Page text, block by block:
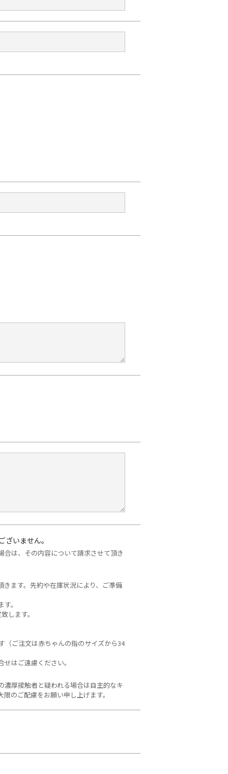
いません。
は、その内容について請求させて頂き
ます。先約や在庫状況により、ご準備
。
します。
ご注文は赤ちゃんの指のサイズから34
はご遠慮ください。
厚接触者と疑われる場合は自主的なキ
のご配慮をお願い申し上げます。